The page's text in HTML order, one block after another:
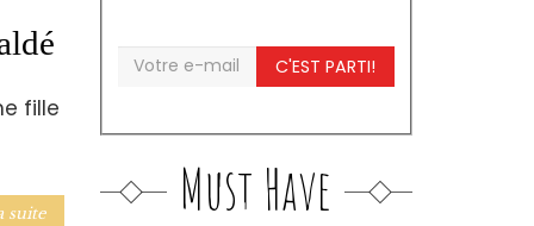
fille
suite
C'EST PARTI!
Must Have